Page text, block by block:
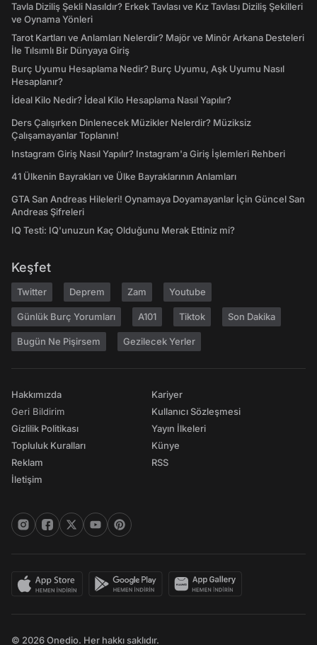
Tavla Diziliş Şekli Nasıldır? Erkek Tavlası ve Kız Tavlası Diziliş Şekilleri
ve Oynama Yönleri
Tarot Kartları ve Anlamları Nelerdir? Majör ve Minör Arkana Desteleri
İle Tılsımlı Bir Dünyaya Giriş
Burç Uyumu Hesaplama Nedir? Burç Uyumu, Aşk Uyumu Nasıl
Hesaplanır?
İdeal Kilo Nedir? İdeal Kilo Hesaplama Nasıl Yapılır?
Ders Çalışırken Dinlenecek Müzikler Nelerdir? Müziksiz
Çalışamayanlar Toplanın!
Instagram Giriş Nasıl Yapılır? Instagram'a Giriş İşlemleri Rehberi
41 Ülkenin Bayrakları ve Ülke Bayraklarının Anlamları
GTA San Andreas Hileleri! Oynamaya Doyamayanlar İçin Güncel San
Andreas Şifreleri
IQ Testi: IQ'unuzun Kaç Olduğunu Merak Ettiniz mi?
Keşfet
Twitter Deprem Zam Youtube
Günlük Burç Yorumları A101 Tiktok Son Dakika
Bugün Ne Pişirsem Gezilecek Yerler
Hakkımızda
Geri Bildirim
Gizlilik Politikası
Topluluk Kuralları
Reklam
İletişim
Kariyer
Kullanıcı Sözleşmesi
Yayın İlkeleri
Künye
RSS
© 2026 Onedio. Her hakkı saklıdır.